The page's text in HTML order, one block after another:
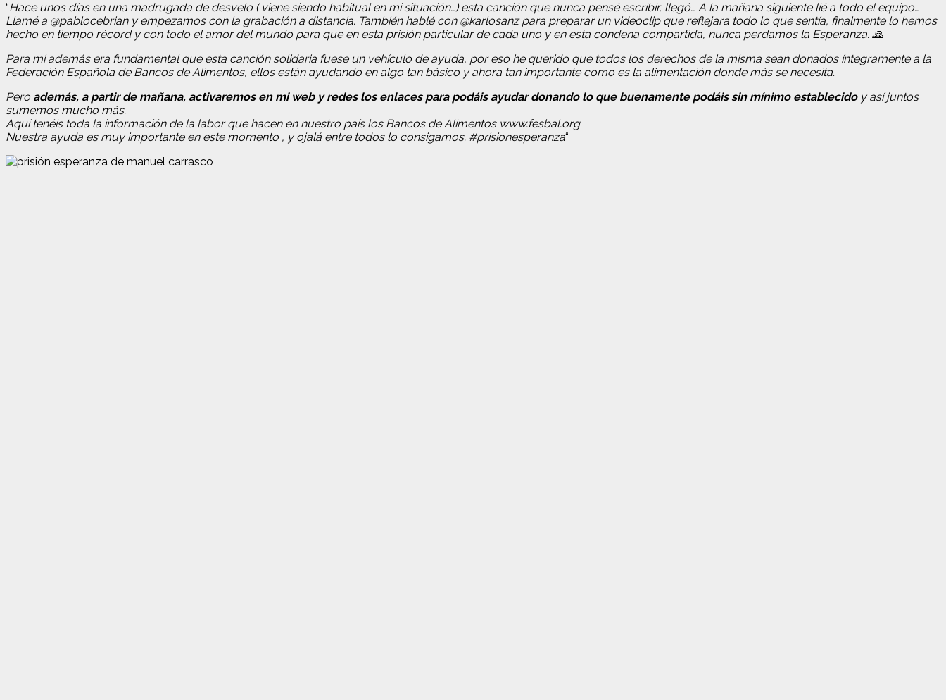
“Hace unos días en una madrugada de desvelo ( viene siendo habitual en mi situación…) esta canción que nunca pensé escribir, llegó… A la mañana siguiente lié a todo el equipo…
Llamé a @pablocebrian y empezamos con la grabación a distancia. También hablé con @karlosanz para preparar un videoclip que reflejara todo lo que sentía, finalmente lo hemos
hecho en tiempo récord y con todo el amor del mundo para que en esta prisión particular de cada uno y en esta condena compartida, nunca perdamos la Esperanza. 🙏
Para mi además era fundamental que esta canción solidaria fuese un vehículo de ayuda, por eso he querido que todos los derechos de la misma sean donados íntegramente a la
Federación Española de Bancos de Alimentos, ellos están ayudando en algo tan básico y ahora tan importante como es la alimentación donde más se necesita.
Pero además, a partir de mañana, activaremos en mi web y redes los enlaces para podáisayudar donando lo que buenamente podáis sin mínimo establecidoy así juntos
sumemos mucho más.
Aquí tenéis toda la información de la labor que hacen en nuestro país los Bancos de Alimentos www.fesbal.org
Nuestra ayuda es muy importante en este momento , y ojalá entre todos lo consigamos. #prisionesperanza“